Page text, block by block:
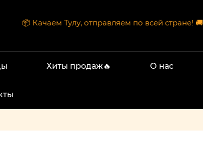
📦 Качаем Тулу, отправляем по всей стране! 🚚
Хиты продаж🔥 О нас